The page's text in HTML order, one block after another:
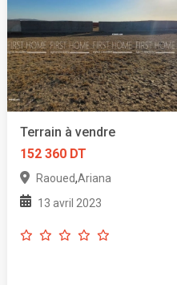
Terrain à vendre
152 360 DT
Raoued,Ariana
13 avril 2023